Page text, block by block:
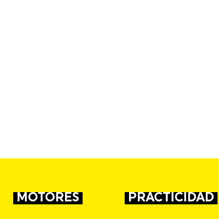
MOTORES PRACTICIDAD